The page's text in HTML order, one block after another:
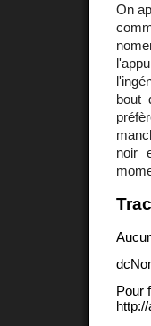
On
bout
noir
Pour